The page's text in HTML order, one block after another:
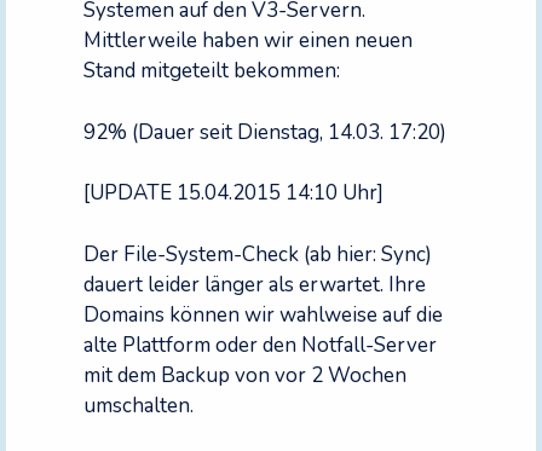
Systemen auf den V3-Servern.
Mittlerweile haben wir einen neuen
Stand mitgeteilt bekommen:
92% (Dauer seit Dienstag, 14.03. 17:20)
[UPDATE 15.04.2015 14:10 Uhr]
Der File-System-Check (ab hier: Sync)
dauert leider länger als erwartet. Ihre
Domains können wir wahlweise auf die
alte Plattform oder den Notfall-Server
mit dem Backup von vor 2 Wochen
umschalten.